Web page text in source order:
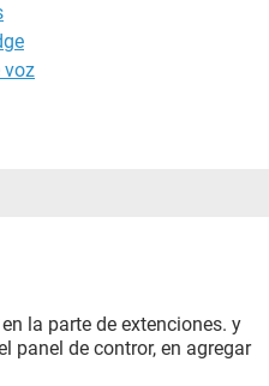
voz
la parte de extenciones. y
panel de contror, en agregar